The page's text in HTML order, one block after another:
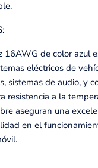
:
16AWG de color azul
eléctricos de
sistemas de audio, y
resistencia a la
aseguran una
en el